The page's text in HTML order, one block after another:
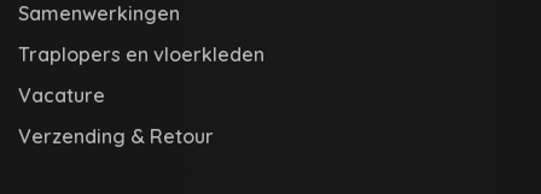
Samenwerkingen
Traplopers en vloerkleden
Vacature
Verzending & Retour